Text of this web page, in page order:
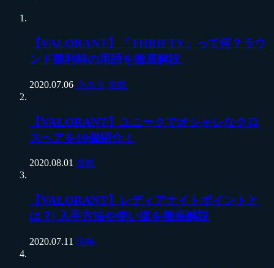
【VALORANT】「THRIFTY」って何？ラウ
ンド勝利時の用語を徹底解説
2020.07.06 小ネタ 攻略
【VALORANT】ユニークでオシャレなクロ
スヘアを10個紹介！
2020.08.01 攻略
【VALORANT】レディアナイトポイントと
は？| 入手方法や使い道を徹底解説
2020.07.11 攻略